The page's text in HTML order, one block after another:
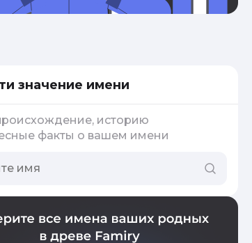
значение имени
историю
факты о вашем имени